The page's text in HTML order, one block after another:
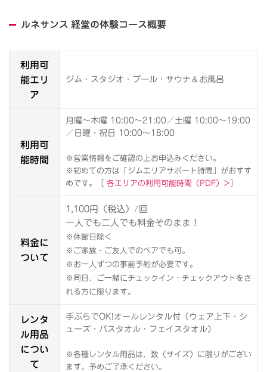
ルネサンス 経堂の体験コース概要
利用可
能エリ
ア
ジム・スタジオ・プール・サウナ ＆ お風呂
利用可
能時間
月曜～木曜 10:00～21:00／土曜 10:00～19:00
／日曜・祝日 10:00～18:00
※営業情報をご確認の上お申込みください。
※初めての方は「ジムエリアサポート時間」がおすす
めです。［ 各エリアの利用可能時間（PDF）>
料金に
ついて
1,100円（税込）/回
一人でも二人でも料金そのまま！
※休館日除く
※ご家族・ご友人でのペアでも可。
※お一人ずつの事前予約が必要です。
※同日、ご一緒にチェックイン・チェックアウトをさ
れる方に限ります。
レンタ
ル用品
につい
て
手ぶらでOK!オールレンタル付（ウェア上下・シ
ューズ・バスタオル・フェイスタオル）
※各種レンタル用品は、数（サイズ）に限りがござい
ます。予めご了承ください。